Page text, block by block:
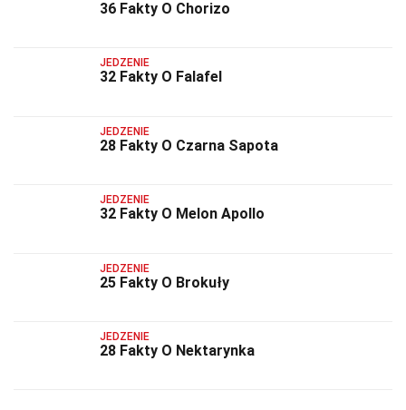
36 Fakty O Chorizo
JEDZENIE
32 Fakty O Falafel
JEDZENIE
28 Fakty O Czarna Sapota
JEDZENIE
32 Fakty O Melon Apollo
JEDZENIE
25 Fakty O Brokuły
JEDZENIE
28 Fakty O Nektarynka